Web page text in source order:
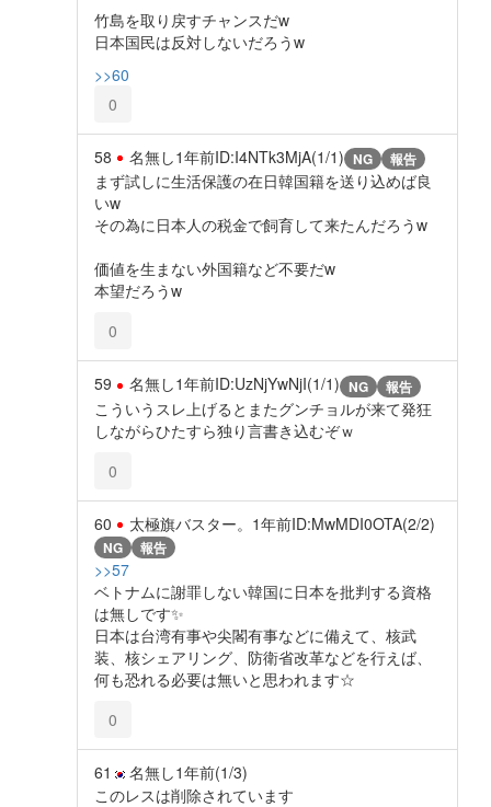
竹島を取り戻すチャンスだw
日本国民は反対しないだろうw
>>60
0
58 名無し1年前ID:I4NTk3MjA(1/1) NG 報告
まず試しに生活保護の在日韓国籍を送り込めば良
いw
その為に日本人の税金で飼育して来たんだろうw
価値を生まない外国籍など不要だw
本望だろうw
0
59 名無し1年前ID:UzNjYwNjI(1/1) NG 報告
こういうスレ上げるとまたグンチョルが来て発狂
しながらひたすら独り言書き込むぞｗ
0
60 太極旗バスター。 1年前ID:MwMDI0OTA(2/2)
NG 報告
>>57
ベトナムに謝罪しない韓国に日本を批判する資格
は無しです✨️
日本は台湾有事や尖閣有事などに備えて、核武
装、核シェアリング、防衛省改革などを行えば、
何も恐れる必要は無いと思われます☆
0
61 名無し1年前(1/3)
このレスは削除されています